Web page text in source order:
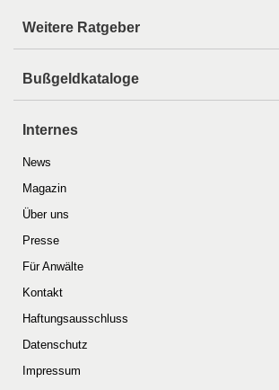
Weitere Ratgeber
Bußgeldkataloge
Internes
News
Magazin
Über uns
Presse
Für Anwälte
Kontakt
Haftungsausschluss
Datenschutz
Impressum